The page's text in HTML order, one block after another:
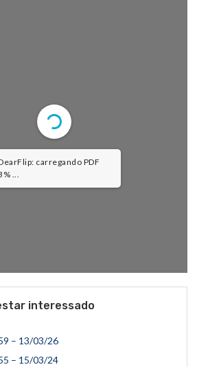
carregando PDF
...
interessado
– 13/03/26
– 15/03/24